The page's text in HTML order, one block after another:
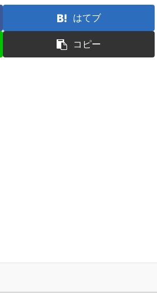
はてブ
コピー